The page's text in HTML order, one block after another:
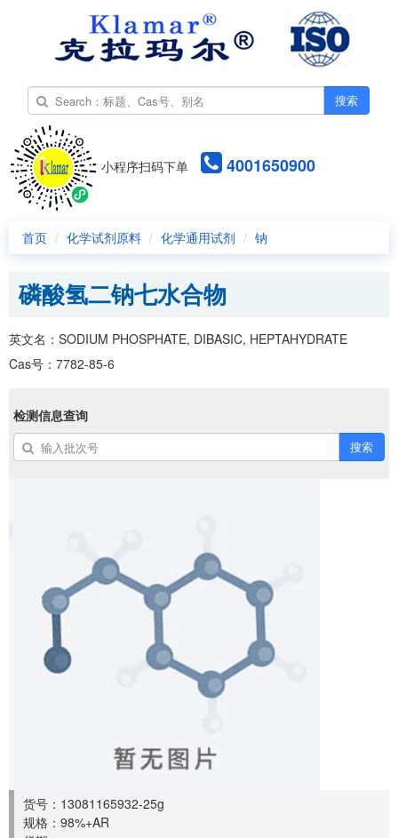
搜索
小程序扫码下单 4001650900
首页 化学试剂原料 化学通用试剂 钠
磷酸氢二钠七水合物
英文名：SODIUM PHOSPHATE, DIBASIC, HEPTAHYDRATE
Cas号：7782-85-6
检测信息查询
搜索
货号：13081165932-25g
规格：98%+AR